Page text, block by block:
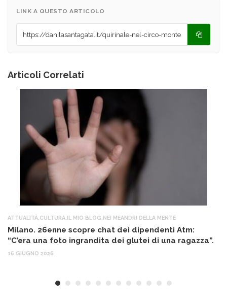
LINK A QUESTO ARTICOLO
Articoli Correlati
ATTUALITÀ CULTURA IL MIO BLOG NEI MEANDRI DELLA MENTE
Milano. 26enne scopre chat dei dipendenti Atm:
“C’era una foto ingrandita dei glutei di una ragazza”.
16 GIUGNO 2026